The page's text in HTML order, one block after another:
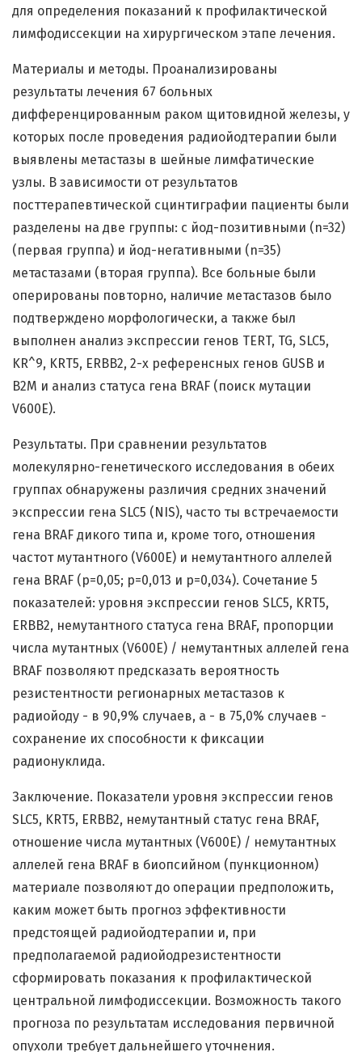
для определения показаний к профилактической
лимфодиссекции на хирургическом этапе лечения.
Материалы и методы. Проанализированы
результаты лечения 67 больных
дифференцированным раком щитовидной железы, у
которых после проведения радиойодтерапии были
выявлены метастазы в шейные лимфатические
узлы. В зависимости от результатов
посттерапевтической сцинтиграфии пациенты были
разделены на две группы: с йод-позитивными (n=32)
(первая группа) и йод-негативными (n=35)
метастазами (вторая группа). Все больные были
оперированы повторно, наличие метастазов было
подтверждено морфологически, а также был
выполнен анализ экспрессии генов TERT, TG, SLC5,
KR^9, KRТ5, ERBB2, 2-х референсных генов GUSB и
B2M и анализ статуса гена BRAF (поиск мутации
V600E).
Результаты. При сравнении результатов
молекулярно-генетического исследования в обеих
группах обнаружены различия средних значений
экспрессии гена SLC5 (NIS), часто ты встречаемости
гена BRAF дикого типа и, кроме того, отношения
частот мутантного (V600E) и немутантного аллелей
гена BRAF (р=0,05; р=0,013 и р=0,034). Сочетание 5
показателей: уровня экспрессии генов SLC5, KRT5,
ERBB2, немутантного статуса гена BRAF, пропорции
числа мутантных (V600E) / немутантных аллелей гена
BRAF позволяют предсказать вероятность
резистентности регионарных метастазов к
радиойоду - в 90,9% случаев, а - в 75,0% случаев -
сохранение их способности к фиксации
радионуклида.
Заключение. Показатели уровня экспрессии генов
SLC5, KRT5, ERBB2, немутантный статус гена BRAF,
отношение числа мутантных (V600E) / немутантных
аллелей гена BRAF в биопсийном (пункционном)
материале позволяют до операции предположить,
каким может быть прогноз эффективности
предстоящей радиойодтерапии и, при
предполагаемой радиойодрезистентности
сформировать показания к профилактической
центральной лимфодиссекции. Возможность такого
прогноза по результатам исследования первичной
опухоли требует дальнейшего уточнения.